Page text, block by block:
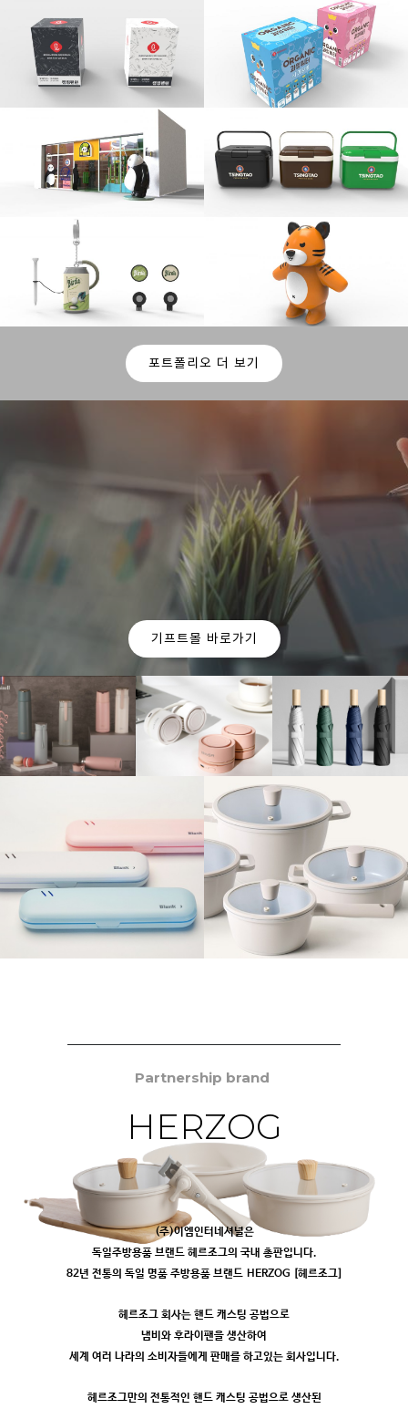
포트폴리오 더 보기
OUR CURATION
For you
기업의 판촉 목적과 예산에 맞춰
이엠 인터네셔널에서
가장 적합한 제품들을 추천 해드립니다.
기프트몰 바로가기
Partnership brand
HERZOG
(주)이엠인터네셔널은
독일주방용품 브랜드 헤르조그의 국내 총판입니다.
82년 전통의 독일 명품 주방용품 브랜드 HERZOG [헤르조그]
헤르조그 회사는 핸드 캐스팅 공법으로
냄비와 후라이팬을 생산하여
세계 여러 나라의 소비자들에게 판매를 하고있는 회사입니다.
헤르조그만의 전통적인 핸드 캐스팅 공법으로 생산된